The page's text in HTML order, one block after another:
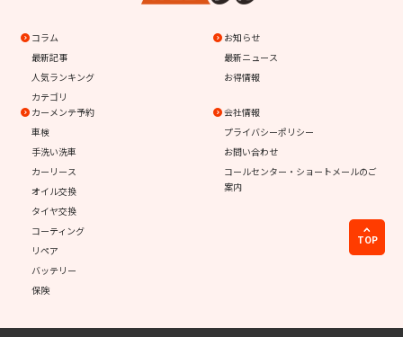
コラム
最新記事
人気ランキング
カテゴリ
お知らせ
最新ニュース
お得情報
カーメンテ予約
車検
手洗い洗車
カーリース
オイル交換
タイヤ交換
コーティング
リペア
バッテリー
保険
会社情報
プライバシーポリシー
お問い合わせ
コールセンター・ショートメールのご
案内
TOP